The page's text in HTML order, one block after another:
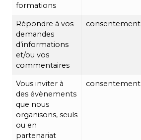
formations
Répondre à vos
demandes
d’informations
et/ou vos
commentaires
consentement
Vous inviter à
des évènements
que nous
organisons, seuls
ou en
partenariat
consentement